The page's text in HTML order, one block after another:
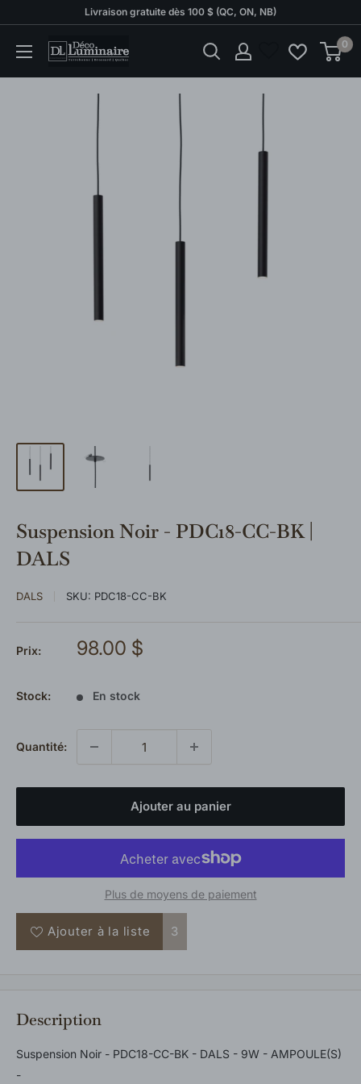
contenu
Livraison gratuite dès 100 $ (QC, ON, NB)
Déco
Luminaire
0
Suspension Noir - PDC18-CC-BK |
DALS
DALS SKU: PDC18-CC-BK
Prix:
Prix
98.00 $
Stock: En stock
Quantité:
Ajouter au panier
Plus de moyens de paiement
Ajouter à la liste 3
Description
Suspension Noir - PDC18-CC-BK - DALS - 9W - AMPOULE(S)
-